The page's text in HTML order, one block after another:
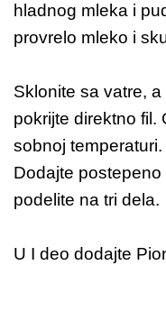
hladnog mleka i
provrelo mleko i
Sklonite sa vatre,
pokrijte direktno fil.
sobnoj
Dodajte
podelite na tri dela.
U I deo dodajte